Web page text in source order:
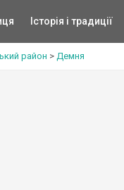
Історія і традиції
район > Демня